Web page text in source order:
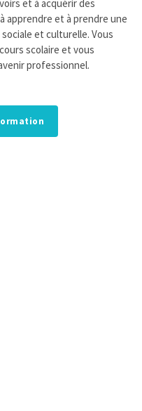
et à acquérir des
apprendre et à prendre une
et culturelle. Vous
scolaire et vous
professionnel.